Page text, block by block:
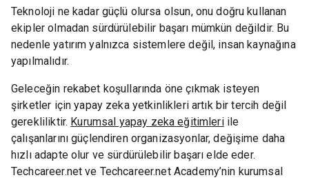
Teknoloji ne kadar güçlü olursa olsun, onu doğru kullanan
ekipler olmadan sürdürülebilir başarı mümkün değildir. Bu
nedenle yatırım yalnızca sistemlere değil, insan kaynağına
yapılmalıdır.
Geleceğin rekabet koşullarında öne çıkmak isteyen
şirketler için yapay zeka yetkinlikleri artık bir tercih değil
gerekliliktir. Kurumsal yapay zeka eğitimleriile
çalışanlarını güçlendiren organizasyonlar, değişime daha
hızlı adapte olur ve sürdürülebilir başarı elde eder.
Techcareer.net ve Techcareer.net Academy’nin kurumsal